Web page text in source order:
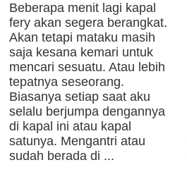
Beberapa menit lagi kapal
fery akan segera berangkat.
Akan tetapi mataku masih
saja kesana kemari untuk
mencari sesuatu. Atau lebih
tepatnya seseorang.
Biasanya setiap saat aku
selalu berjumpa dengannya
di kapal ini atau kapal
satunya. Mengantri atau
sudah berada di ...